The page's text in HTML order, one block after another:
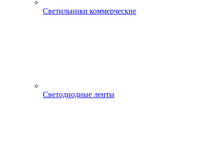
Светильники коммерческие
Светодиодные ленты